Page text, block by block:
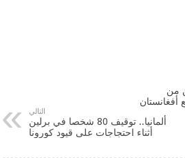
من
أفغانستان
التالي
ألمانيا.. توقيف 80 شخصا في برلين
أثناء احتجاجات على قيود كورونا